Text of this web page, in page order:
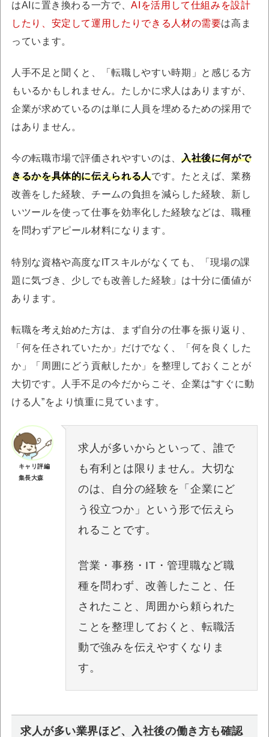
はAIに置き換わる一方で、AIを活用して仕組みを設計
したり、安定して運用したりできる人材の需要は高ま
っています。
人手不足と聞くと、「転職しやすい時期」と感じる方
もいるかもしれません。たしかに求人はありますが、
企業が求めているのは単に人員を埋めるための採用で
はありません。
今の転職市場で評価されやすいのは、 入社後に何がで
きるかを具体的に伝えられる人です。たとえば、業務
改善をした経験、チームの負担を減らした経験、新し
いツールを使って仕事を効率化した経験などは、職種
を問わずアピール材料になります。
特別な資格や高度なITスキルがなくても、「現場の課
題に気づき、少しでも改善した経験」は十分に価値が
あります。
転職を考え始めた方は、まず自分の仕事を振り返り、
「何を任されていたか」だけでなく、「何を良くした
か」「周囲にどう貢献したか」を整理しておくことが
大切です。人手不足の今だからこそ、企業は“すぐに動
ける人”をより慎重に見ています。
キャリ評編
集長大森
求人が多いからといって、誰で
も有利とは限りません。大切な
のは、自分の経験を「企業にど
う役立つか」という形で伝えら
れることです。
営業・事務・IT・管理職など職
種を問わず、改善したこと、任
されたこと、周囲から頼られた
ことを整理しておくと、転職活
動で強みを伝えやすくなりま
す。
求人が多い業界ほど、入社後の働き方も確認